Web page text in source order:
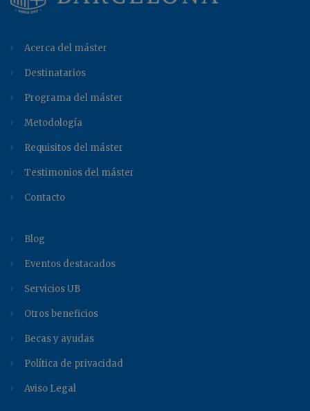
Acerca del máster
Destinatarios
Programa del máster
Metodología
Requisitos del máster
Testimonios del máster
Contacto
Blog
Eventos destacados
Servicios UB
Otros beneficios
Becas y ayudas
Política de privacidad
Aviso Legal